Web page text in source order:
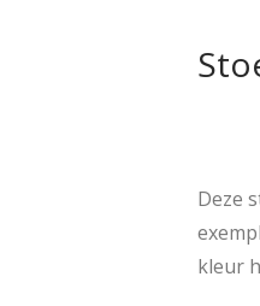
Deze
kleur